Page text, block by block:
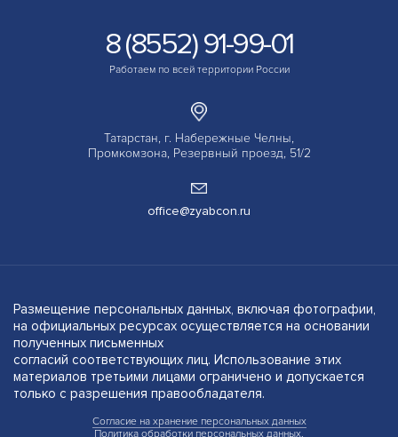
8 (8552) 91-99-01
Работаем по всей территории России
Татарстан, г. Набережные Челны,
Промкомзона, Резервный проезд, 51/2
office@zyabcon.ru
Размещение персональных данных, включая фотографии,
на официальных ресурсах осуществляется на основании
полученных письменных
согласий соответствующих лиц. Использование этих
материалов третьими лицами ограничено и допускается
только с разрешения правообладателя.
Согласие на хранение персональных данных
Политика обработки персональных данных.